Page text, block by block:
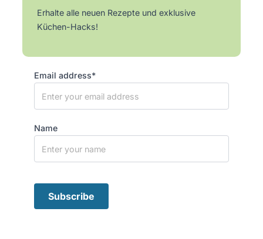
Erhalte alle neuen Rezepte und exklusive
Küchen-Hacks!
Email address*
Name